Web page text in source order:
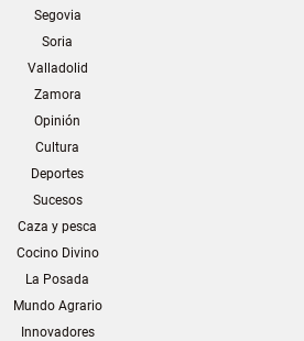
Segovia
Soria
Valladolid
Zamora
Opinión
Cultura
Deportes
Sucesos
Caza y pesca
Cocino Divino
La Posada
Mundo Agrario
Innovadores